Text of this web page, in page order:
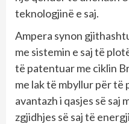
teknologjinë e saj.
Ampera synon
me sistemin e saj të
të patentuar me ciklin
me lak të mbyllur për të
avantazh i qasjes së saj
zgjidhjes së saj të